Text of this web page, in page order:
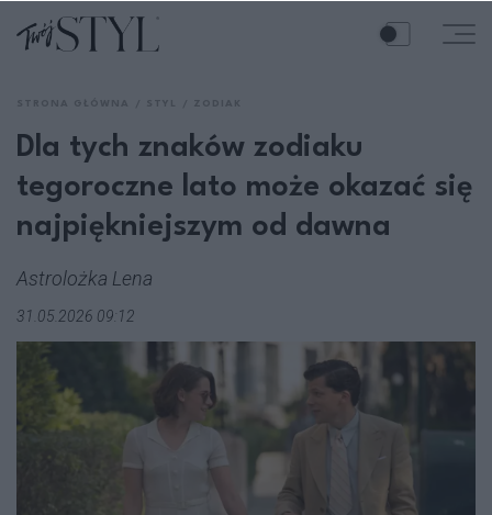
Dla tych znaków zodiaku
tegoroczne lato może okazać się
najpiękniejszym od dawna
Astrolożka Lena
31.05.2026 09:12